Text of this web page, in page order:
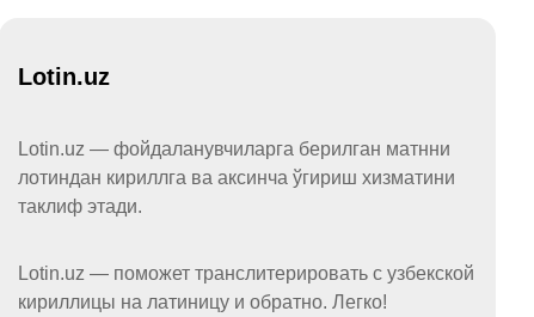
Lotin.uz
Lotin.uz — фойдаланувчиларга берилган матнни
лотиндан кириллга ва аксинча ўгириш хизматини
таклиф этади.
Lotin.uz — поможет транслитерировать с узбекской
кириллицы на латиницу и обратно. Легко!